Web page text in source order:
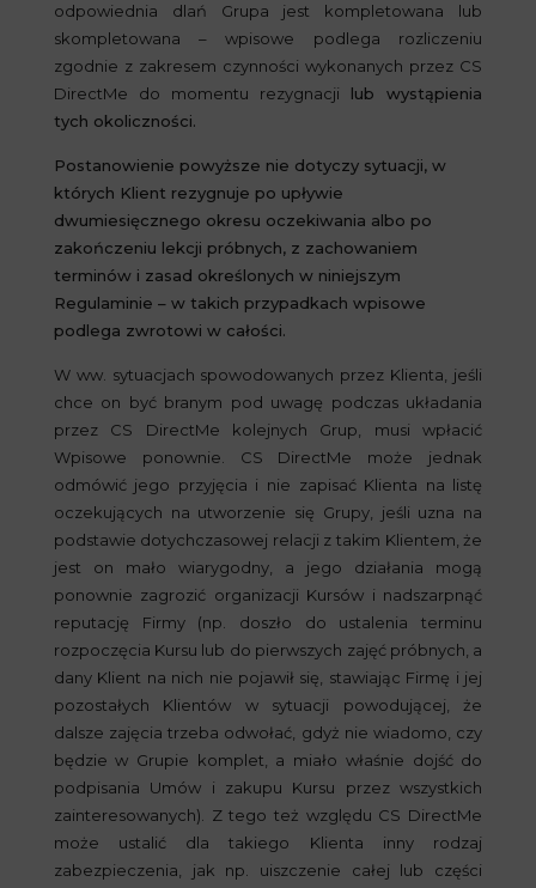
odpowiednia dlań Grupa jest kompletowana lub
skompletowana – wpisowe podlega rozliczeniu
zgodnie z zakresem czynności wykonanych przez CS
DirectMe do momentu rezygnacji lub wystąpienia
tych okoliczności.
Postanowienie powyższe nie dotyczy sytuacji, w
których Klient rezygnuje po upływie
dwumiesięcznego okresu oczekiwania albo po
zakończeniu lekcji próbnych, z zachowaniem
terminów i zasad określonych w niniejszym
Regulaminie – w takich przypadkach wpisowe
podlega zwrotowi w całości.
W ww. sytuacjach spowodowanych przez Klienta, jeśli
chce on być branym pod uwagę podczas układania
przez CS DirectMe kolejnych Grup, musi wpłacić
Wpisowe ponownie. CS DirectMe może jednak
odmówić jego przyjęcia i nie zapisać Klienta na listę
oczekujących na utworzenie się Grupy, jeśli uzna na
podstawie dotychczasowej relacji z takim Klientem, że
jest on mało wiarygodny, a jego działania mogą
ponownie zagrozić organizacji Kursów i nadszarpnąć
reputację Firmy (np. doszło do ustalenia terminu
rozpoczęcia Kursu lub do pierwszych zajęć próbnych, a
dany Klient na nich nie pojawił się, stawiając Firmę i jej
pozostałych Klientów w sytuacji powodującej, że
dalsze zajęcia trzeba odwołać, gdyż nie wiadomo, czy
będzie w Grupie komplet, a miało właśnie dojść do
podpisania Umów i zakupu Kursu przez wszystkich
zainteresowanych). Z tego też względu CS DirectMe
może ustalić dla takiego Klienta inny rodzaj
zabezpieczenia, jak np. uiszczenie całej lub części